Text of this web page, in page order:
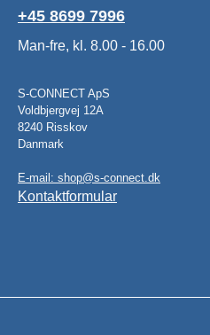
+45 8699 7996
Man-fre, kl. 8.00 - 16.00
S-CONNECT ApS
Voldbjergvej 12A
8240 Risskov
Danmark
E-mail: shop@s-connect.dk
Kontaktformular